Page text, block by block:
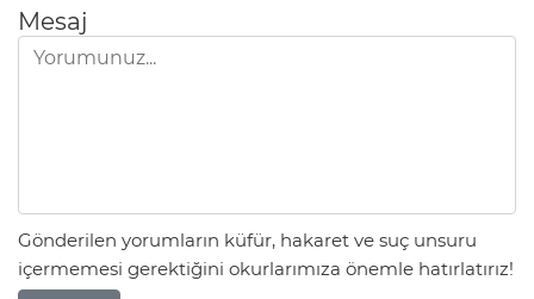
Mesaj
Gönderilen yorumların küfür, hakaret ve suç unsuru
içermemesi gerektiğini okurlarımıza önemle hatırlatırız!